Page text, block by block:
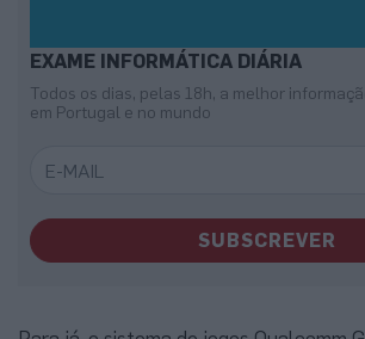
EXAME INFORMÁTICA DIÁRIA
Todos os dias, pelas 18h, a melhor
em Portugal e no mundo
SUBSCREVER